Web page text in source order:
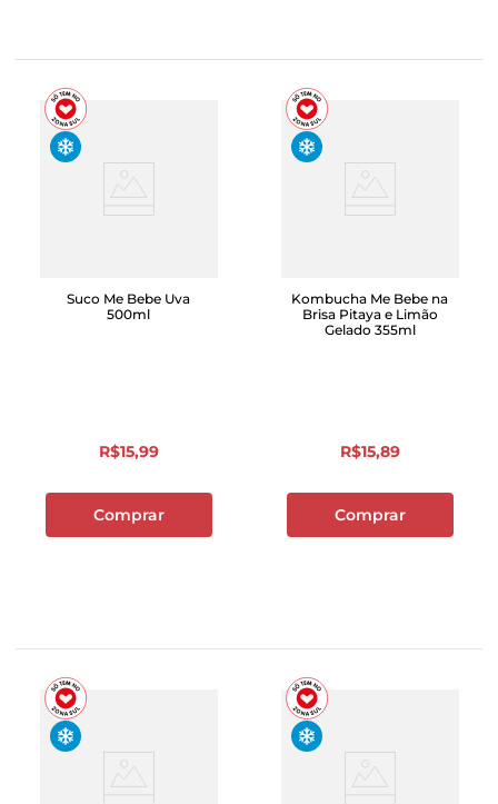
Suco Me Bebe Uva
500ml
R$15,99
Comprar
Kombucha Me Bebe na
Brisa Pitaya e Limão
Gelado 355ml
R$15,89
Comprar